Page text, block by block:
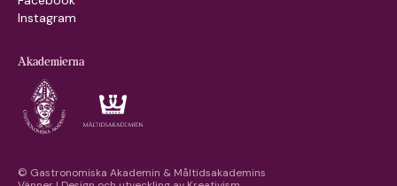
Instagram
Akademierna
© Gastronomiska Akademin & Måltidsakademins